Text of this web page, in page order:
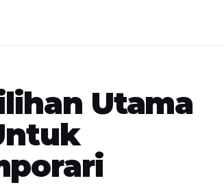
Utama